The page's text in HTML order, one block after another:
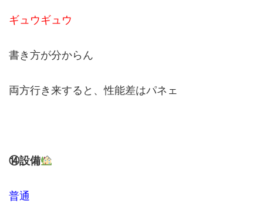
ギュウギュウ
書き方が分からん
両方行き来すると、性能差はパネェ
⑭設備
普通